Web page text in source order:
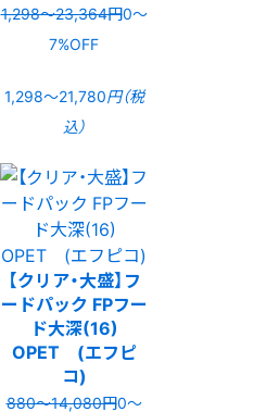
1,298〜23,364円0〜
7%OFF
1,298〜21,780円（税
込）
【クリア・大盛】フ
ードパック FPフー
ド大深(16)
OPET (エフピ
コ)
880〜14,080円0〜